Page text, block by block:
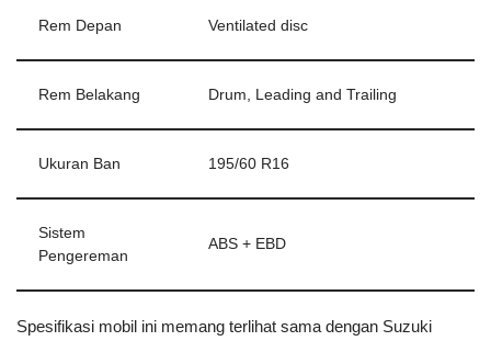
Rem Depan Ventilated disc
Rem Belakang Drum, Leading and Trailing
Ukuran Ban 195/60 R16
Sistem
Pengereman
ABS + EBD
Spesifikasi mobil ini memang terlihat sama dengan Suzuki